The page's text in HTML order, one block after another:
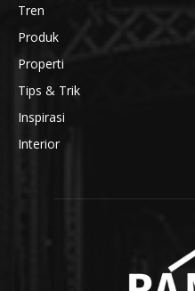
Tren
Produk
Properti
Tips & Trik
Inspirasi
Interior